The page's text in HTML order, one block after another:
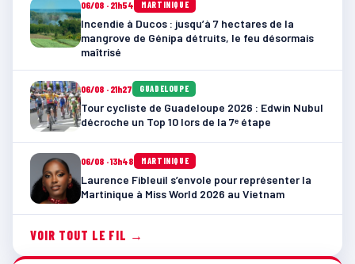
06/08 · 21h54 MARTINIQUE
Incendie à Ducos : jusqu’à 7 hectares de la
mangrove de Génipa détruits, le feu désormais
maîtrisé
06/08 · 21h27 GUADELOUPE
Tour cycliste de Guadeloupe 2026 : Edwin Nubul
décroche un Top 10 lors de la 7ᵉ étape
06/08 · 13h48 MARTINIQUE
Laurence Fibleuil s’envole pour représenter la
Martinique à Miss World 2026 au Vietnam
VOIR TOUT LE FIL →